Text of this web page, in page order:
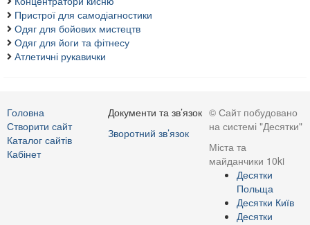
Пристрої для самодіагностики
Одяг для бойових мистецтв
Одяг для йоги та фітнесу
Атлетичні рукавички
Головна
Створити сайт
Каталог сайтів
Кабінет
Документи та зв’язок
Зворотний зв’язок
© Сайт побудовано
на системі "Десятки"
Міста та
майданчики 10ki
Десятки
Польща
Десятки Київ
Десятки